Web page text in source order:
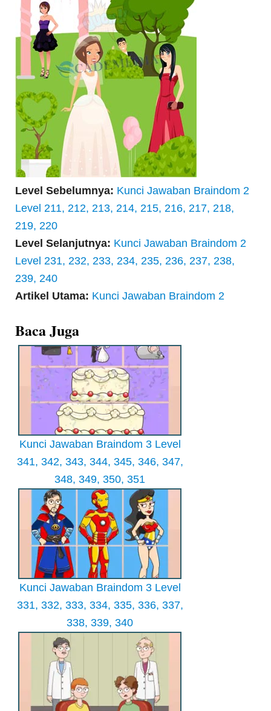
Level Sebelumnya: Kunci Jawaban Braindom 2
Level 211, 212, 213, 214, 215, 216, 217, 218,
219, 220
Level Selanjutnya: Kunci Jawaban Braindom 2
Level 231, 232, 233, 234, 235, 236, 237, 238,
239, 240
Artikel Utama: Kunci Jawaban Braindom 2
Baca Juga
Kunci Jawaban Braindom 3 Level
341, 342, 343, 344, 345, 346, 347,
348, 349, 350, 351
Kunci Jawaban Braindom 3 Level
331, 332, 333, 334, 335, 336, 337,
338, 339, 340